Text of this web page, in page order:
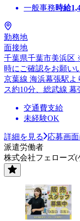
一般事務時給
勤務地
面接地
千葉県千葉市美浜区
時にご確認をお願い
京葉線 海浜幕張駅よ
ス約10分、総武線
交通費支給
未経験OK
詳細を見る
応募画
派遣労働者
株式会社フェローズ(